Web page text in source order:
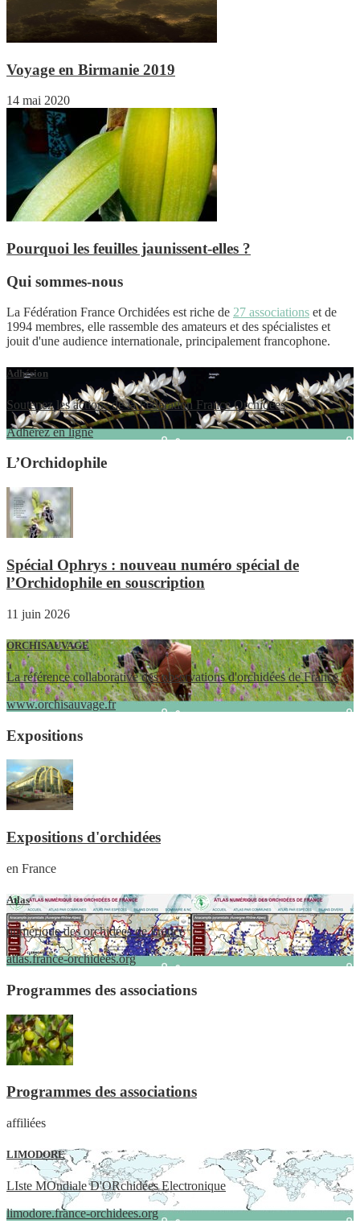
Voyage en Birmanie 2019
14 mai 2020
Pourquoi les feuilles jaunissent-elles ?
Qui sommes-nous
La Fédération France Orchidées est riche de 27 associations et de
1994 membres, elle rassemble des amateurs et des spécialistes et
jouit d'une audience internationale, principalement francophone.
Adhésion
Soutenez les actions de la Fédération France Orchidées
Adhérez en ligne
L’Orchidophile
Spécial Ophrys : nouveau numéro spécial de
l’Orchidophile en souscription
11 juin 2026
ORCHISAUVAGE
La référence collaborative des observations d'orchidées de France
www.orchisauvage.fr
Expositions
Expositions d'orchidées
en France
Atlas
numérique des orchidées de France
atlas.france-orchidees.org
Programmes des associations
Programmes des associations
affiliées
LIMODORE
LIste MOndiale D'ORchidées Electronique
limodore.france-orchidees.org